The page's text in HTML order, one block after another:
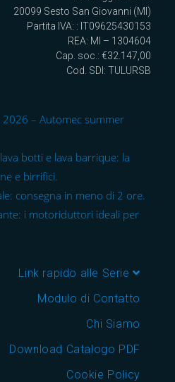
20099 Sesto San Giovanni (MI)
Partita IVA: : IT09625430153
REA: MI – 1304604
Cap. soc.: €32.147,00
Cod. SDI: TULURSB
– Automec summer
botti e lava barrique: la
e birrifici.
consegna in meno di 2 ore.
i motoriduttori ideali per
Link rapido alle Serie
Modulo di Contatto
Chi Siamo
Download Catalogo PDF
Cookie Policy